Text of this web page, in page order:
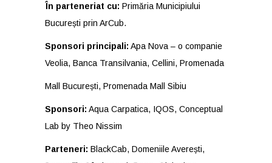
În parteneriat cu: Primăria Municipiului
București prin ArCub.
Sponsori principali: Apa Nova – o companie
Veolia, Banca Transilvania, Cellini, Promenada
Mall București, Promenada Mall Sibiu
Sponsori: Aqua Carpatica, IQOS, Conceptual
Lab by Theo Nissim
Parteneri: BlackCab, Domeniile Averești,